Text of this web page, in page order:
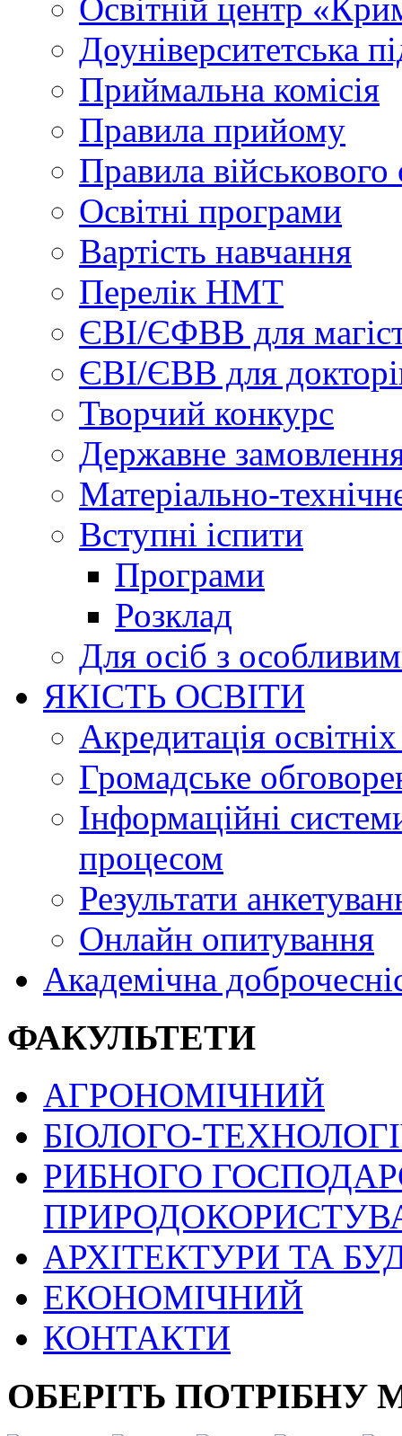
Освітній центр
Доуніверситетська
Приймальна комісія
Правила прийому
Правила військового
Освітні програми
Вартість навчання
Перелік НМТ
ЄВІ/ЄФВВ для
ЄВІ/ЄВВ для
Творчий конкурс
Державне
Матеріально-
Вступні іспити
Програми
Розклад
Для осіб з
ЯКІСТЬ ОСВІТИ
Акредитація
Громадське
Інформаційні
процесом
Результати
Онлайн опитування
Академічна
ФАКУЛЬТЕТИ
АГРОНОМІЧНИЙ
БІОЛОГО-
РИБНОГО
АРХІТЕКТУРИ ТА
ЕКОНОМІЧНИЙ
КОНТАКТИ
ОБЕРІТЬ ПОТРІБНУ